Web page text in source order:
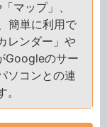
マップ」、
簡単に利用で
レンダー」や
Googleのサー
ソコンとの連